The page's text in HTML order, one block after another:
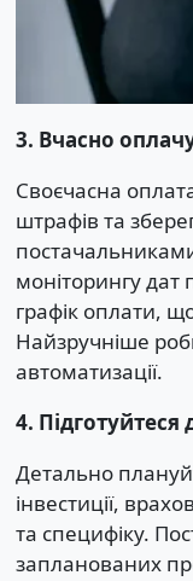
3. Вчасно
Своєчасна
штрафів та
моніторингу дат
графік оплати,
Найзручніше
автоматизації.
4.
Детально
інвестиції,
та специфіку.
запланованих